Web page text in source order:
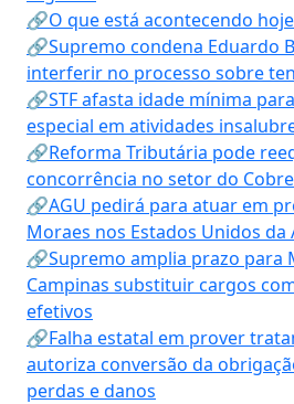
🔗O que está acontecendo
🔗Supremo condena Eduardo
interferir no processo sobre
🔗STF afasta idade mínima
especial em atividades
🔗Reforma Tributária pode
concorrência no setor do Cobre
🔗AGU pedirá para atuar em
Moraes nos Estados Unidos da
🔗Supremo amplia prazo para
Campinas substituir cargos
efetivos
🔗Falha estatal em prover
autoriza conversão da
perdas e danos